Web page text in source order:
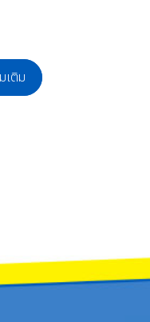
เติม
หวัดลำพูน ยินดีต้อนรับรองผู้อ
เป็นผู้นำ สร้างสรรค์สังคม” โ